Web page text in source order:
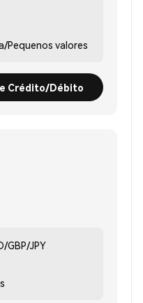
Pequenos valores
Crédito/Débito
GBP/JPY